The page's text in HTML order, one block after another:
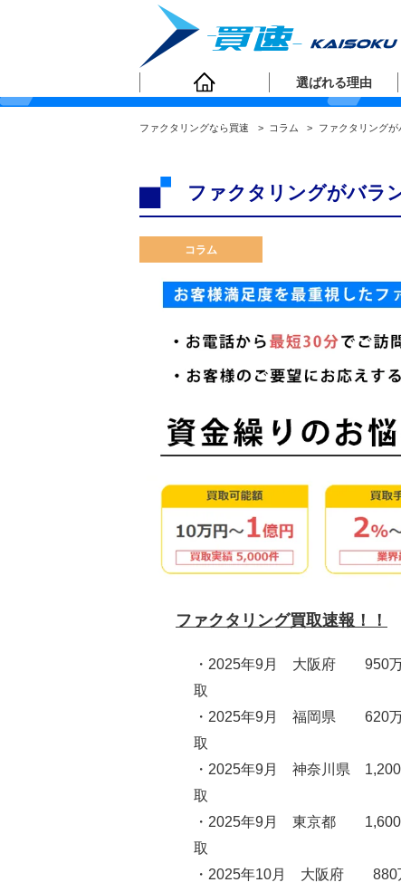
選ばれる理由
ファクタリングコラ
ファクタリングなら買速 > コラム > ファクタリング
ファクタリングがバラ
コラム
ファクタリング買取速報！！
・2025年9月 大阪府 950
取
・2025年9月 福岡県 620
取
・2025年9月 神奈川県 1,200
取
・2025年9月 東京都 1,600
取
・2025年10月 大阪府 880